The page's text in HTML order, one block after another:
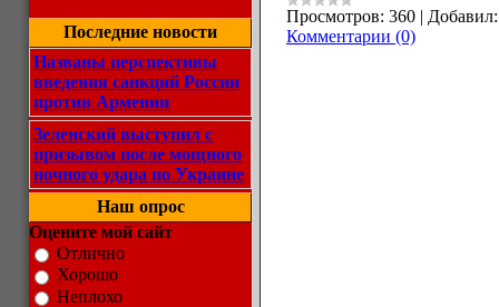
Последние новости
Названы перспективы
введения санкций России
против Армении
Зеленский выступил с
призывом после мощного
ночного удара по Украине
Наш опрос
Оцените мой сайт
Отлично
Хорошо
Неплохо
Просмотров: 360 | Добавил:
Комментарии (0)